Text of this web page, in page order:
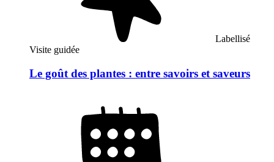
Labellisé
Visite guidée
Le goût des plantes : entre savoirs et saveurs